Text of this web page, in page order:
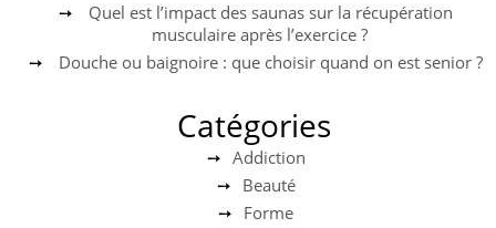
Quel est l’impact des saunas sur la récupération
musculaire après l’exercice ?
Douche ou baignoire : que choisir quand on est senior ?
Catégories
Addiction
Beauté
Forme